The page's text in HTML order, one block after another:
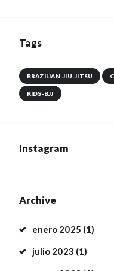
Tags
BRAZILIAN-JIU-JITSU
KIDS-BJJ
Instagram
Archive
enero 2025 (1)
julio 2023 (1)